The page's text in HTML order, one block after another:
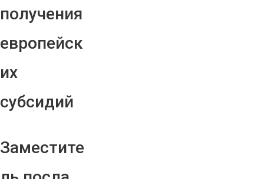
получения
европейск
их
субсидий
Заместите